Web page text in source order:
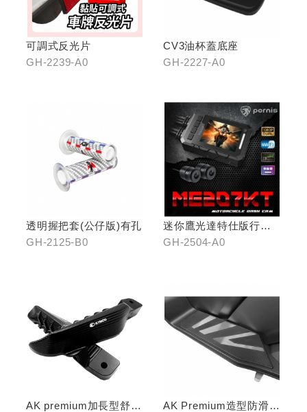
可調式反光片
GH-2239-A0
CV3油杯蓋底座
GH-2227-A0
透明握把套(公仔版)有孔
GH-2125-B0
迷你鷹光達特仕版行車
記錄器
GH-2504-A0
AK premium加長型舒適
AK Premium造型防滑踏